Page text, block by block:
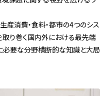
産消費・食料・都市の4つのシス
取り巻く国内外における最先端
必要な分野横断的な知識と大局